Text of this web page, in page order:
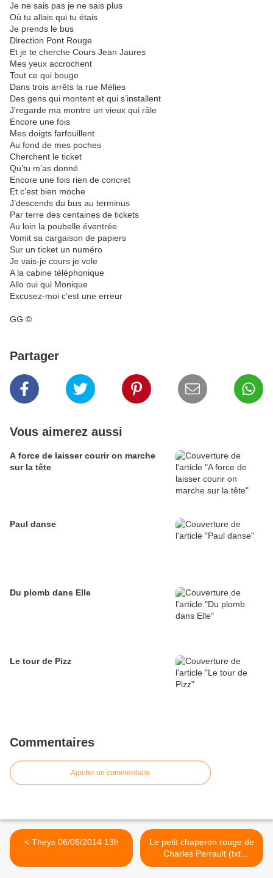
Je ne sais pas je ne sais plus
Où tu allais qui tu étais
Je prends le bus
Direction Pont Rouge
Et je te cherche Cours Jean Jaures
Mes yeux accrochent
Tout ce qui bouge
Dans trois arrêts la rue Mélies
Des gens qui montent et qui s’installent
J’regarde ma montre un vieux qui râle
Encore une fois
Mes doigts farfouillent
Au fond de mes poches
Cherchent le ticket
Qu’tu m’as donné
Encore une fois rien de concret
Et c’est bien moche
J’descends du bus au terminus
Par terre des centaines de tickets
Au loin la poubelle éventrée
Vomit sa cargaison de papiers
Sur un ticket un numéro
Je vais-je cours je vole
A la cabine téléphonique
Allo oui qui Monique
Excusez-moi c’est une erreur
GG ©
Partager
Vous aimerez aussi
A force de laisser courir on marche
sur la tête
Paul danse
Du plomb dans Elle
Le tour de Pizz
Commentaires
Ajouter un commentaire
< Theys 06/06/2014 13h
Le petit chaperon rouge de
Charles Perrault (txt
original) 4/4 >